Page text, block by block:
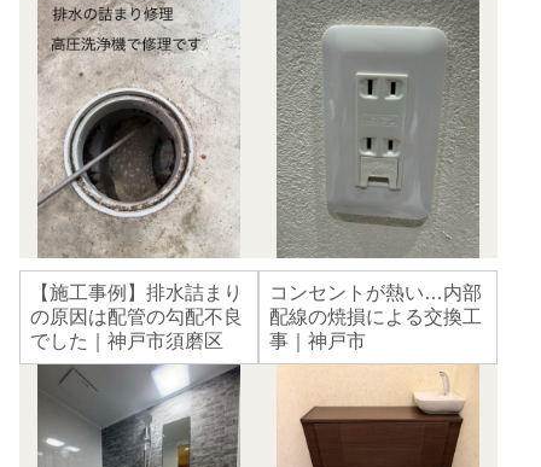
【施工事例】排水詰まり
の原因は配管の勾配不良
でした｜神戸市須磨区
コンセントが熱い…内部
配線の焼損による交換工
事｜神戸市